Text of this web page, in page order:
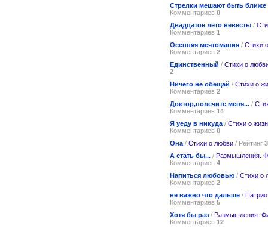
Стрелки мешают быть ближе
Комментариев 0
Двадцатое лето невесты /
Комментариев 1
Осенняя мечтомания / Стихи
Комментариев 2
Единственный / Стихи о
2
Ничего не обещай / Стихи о
Комментариев 2
Доктор,полечите меня... /
Комментариев 14
Я уеду в никуда / Стихи о
Комментариев 0
Она / Стихи о любви / Рейтинг
А стать бы... / Размышления.
Комментариев 4
Напиться любовью / Стихи о
Комментариев 2
не важно что дальше /
Комментариев 5
Хотя бы раз / Размышления.
Комментариев 12